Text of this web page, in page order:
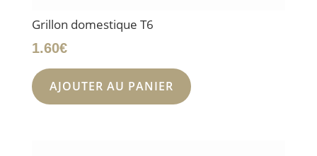
Grillon domestique T6
1.60€
AJOUTER AU PANIER